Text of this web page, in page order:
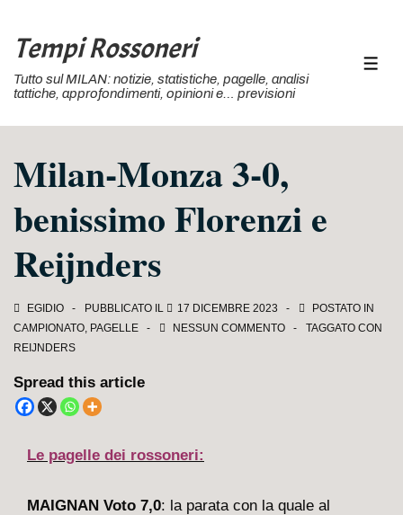
Vai
contenuto
Tempi Rossoneri
Tutto sul MILAN: notizie, statistiche, pagelle, analisi
tattiche, approfondimenti, opinioni e… previsioni
Milan-Monza 3-0,
benissimo Florenzi e
Reijnders
EGIDIO PUBBLICATO IL 17 DICEMBRE 2023
POSTATO IN
CAMPIONATO, PAGELLE NESSUN COMMENTO
TAGGATO CON
REIJNDERS
Spread this article
Le pagelle dei rossoneri:
MAIGNAN Voto 7,0: la parata con la quale al